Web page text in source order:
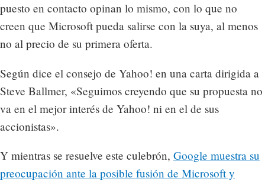
puesto en contacto opinan lo mismo, con lo que no
creen que Microsoft pueda salirse con la suya, al menos
no al precio de su primera oferta.
Según dice el consejo de Yahoo! en una carta dirigida a
Steve Ballmer, «Seguimos creyendo que su propuesta no
va en el mejor interés de Yahoo! ni en el de sus
accionistas».
Y mientras se resuelve este culebrón, Google muestra su
preocupación ante la posible fusión de Microsoft y